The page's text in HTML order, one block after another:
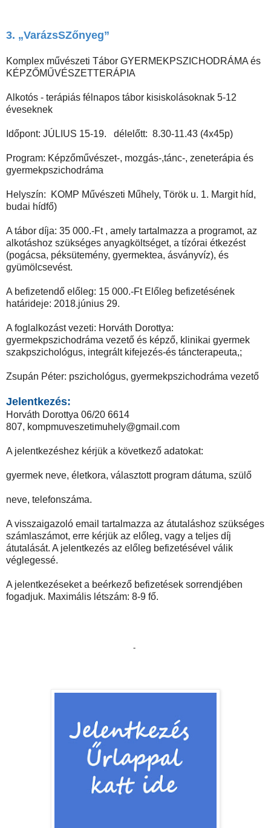
3. „VarázsSZőnyeg”
Komplex művészeti Tábor GYERMEKPSZICHODRÁMA és
KÉPZŐMŰVÉSZETTERÁPIA
Alkotós - terápiás félnapos tábor kisiskolásoknak 5-12
éveseknek
Időpont: JÚLIUS 15-19. délelőtt: 8.30-11.43 (4x45p)
Program: Képzőművészet-, mozgás-,tánc-, zeneterápia és
gyermekpszichodráma
Helyszín: KOMP Művészeti Műhely, Török u. 1. Margit híd,
budai hídfő)
A tábor díja: 35 000.-Ft , amely tartalmazza a programot, az
alkotáshoz szükséges anyagköltséget, a tízórai étkezést
(pogácsa, péksütemény, gyermektea, ásványvíz), és
gyümölcsevést.
A befizetendő előleg: 15 000.-Ft Előleg befizetésének
határideje: 2018.június 29.
A foglalkozást vezeti: Horváth Dorottya:
gyermekpszichodráma vezető és képző, klinikai gyermek
szakpszichológus, integrált kifejezés-és táncterapeuta,;
Zsupán Péter: pszichológus, gyermekpszichodráma vezető
Jelentkezés:
Horváth Dorottya 06/20 6614
807, kompmuveszetimuhely@gmail.com
A jelentkezéshez kérjük a következő adatokat:
gyermek neve, életkora, választott program dátuma, szülő
neve, telefonszáma.
A visszaigazoló email tartalmazza az átutaláshoz szükséges
számlaszámot, erre kérjük az előleg, vagy a teljes díj
átutalását. A jelentkezés az előleg befizetésével válik
véglegessé.
A jelentkezéseket a beérkező befizetések sorrendjében
fogadjuk. Maximális létszám: 8-9 fő.
-